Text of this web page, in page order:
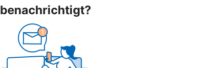
benachrichtigt?